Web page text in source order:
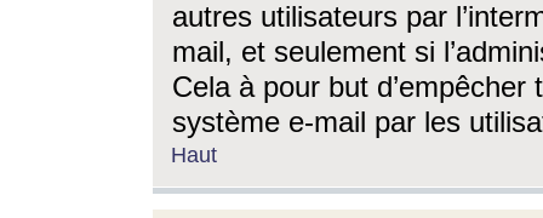
autres utilisateurs par
mail, et seulement si
Cela à pour but
système e-mail par les
Haut